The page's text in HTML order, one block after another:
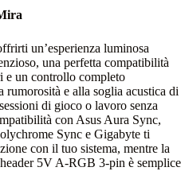
un’esperienza luminosa
una perfetta compatibilità
e un controllo completo
rumorosità e alla soglia acustica di
di gioco o lavoro senza
con Asus Aura Sync,
Sync e Gigabyte ti
con il tuo sistema, mentre la
5V A-RGB 3-pin è semplice